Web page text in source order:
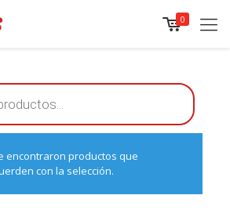
0
encontraron productos que
con la selección.